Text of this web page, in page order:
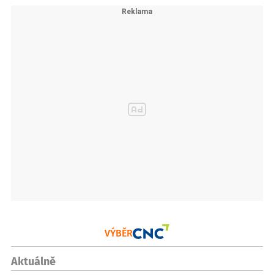
VÝBĚR
Aktuálně